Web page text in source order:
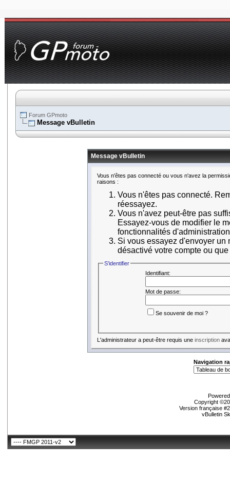
Forum GPmoto
Message vBulletin
Message vBulletin
Vous n'êtes pas connecté ou vous n'avez la
raisons :
Vous n'êtes pas connecté.
réessayez.
Vous n'avez peut-être pas
Essayez-vous de modifier le
fonctionnalités
Si vous essayez d'envoyer un
désactivé votre compte ou
S'identifier
Identifiant:
Mot de passe:
Se souvenir de moi ?
L'administrateur a peut-être requis une inscription
Navigation
Copyright
Version française
vBulletin